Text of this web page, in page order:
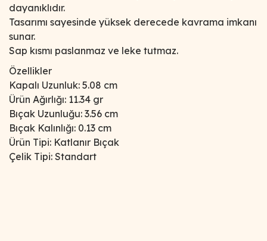
dayanıklıdır.
Tasarımı sayesinde yüksek derecede kavrama imkanı
sunar.
Sap kısmı paslanmaz ve leke tutmaz.
Özellikler
Kapalı Uzunluk: 5.08 cm
Ürün Ağırlığı: 11.34 gr
Bıçak Uzunluğu: 3.56 cm
Bıçak Kalınlığı: 0.13 cm
Ürün Tipi: Katlanır Bıçak
Çelik Tipi: Standart